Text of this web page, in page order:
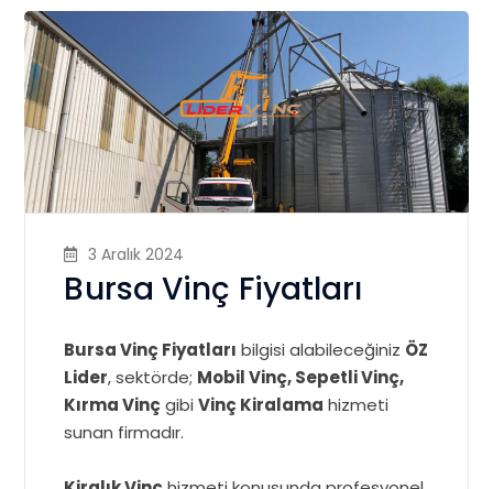
3 Aralık 2024
Bursa Vinç Fiyatları
Bursa Vinç Fiyatları bilgisi alabileceğiniz ÖZ
Lider, sektörde; Mobil Vinç, Sepetli Vinç,
Kırma VinçgibiVinç Kiralama hizmeti
sunan firmadır.